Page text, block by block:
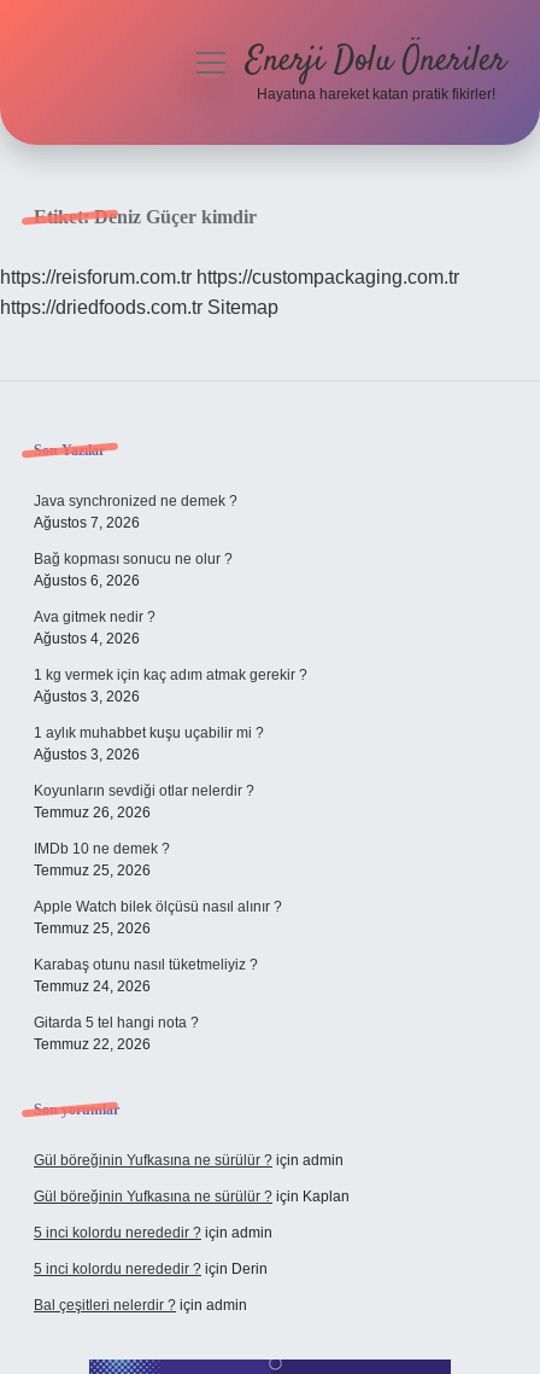
Hakkımızda
menüyüEnerji Dolu Öneriler
Hayatına hareket katan pratik fikirler!
Etiket:Deniz Güçer kimdir
https://reisforum.com.tr https://custompackaging.com.tr
https://driedfoods.com.tr Sitemap
Sidebar
Son Yazılar
Java synchronized ne demek ?
Ağustos 7, 2026
Bağ kopması sonucu ne olur ?
Ağustos 6, 2026
Ava gitmek nedir ?
Ağustos 4, 2026
1 kg vermek için kaç adım atmak gerekir ?
Ağustos 3, 2026
1 aylık muhabbet kuşu uçabilir mi ?
Ağustos 3, 2026
Koyunların sevdiği otlar nelerdir ?
Temmuz 26, 2026
IMDb 10 ne demek ?
Temmuz 25, 2026
Apple Watch bilek ölçüsü nasıl alınır ?
Temmuz 25, 2026
Karabaş otunu nasıl tüketmeliyiz ?
Temmuz 24, 2026
Gitarda 5 tel hangi nota ?
Temmuz 22, 2026
Son yorumlar
Gül böreğinin Yufkasına ne sürülür ? için admin
Gül böreğinin Yufkasına ne sürülür ? için Kaplan
5 inci kolordu nerededir ? için admin
5 inci kolordu nerededir ? için Derin
Bal çeşitleri nelerdir ? için admin